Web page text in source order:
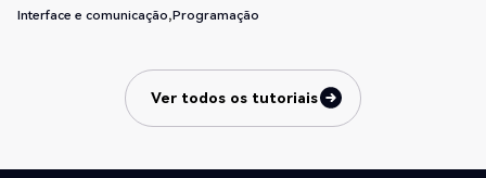
Interface e comunicação Programação
Ver todos os tutoriais
Ver todos os tutoriais